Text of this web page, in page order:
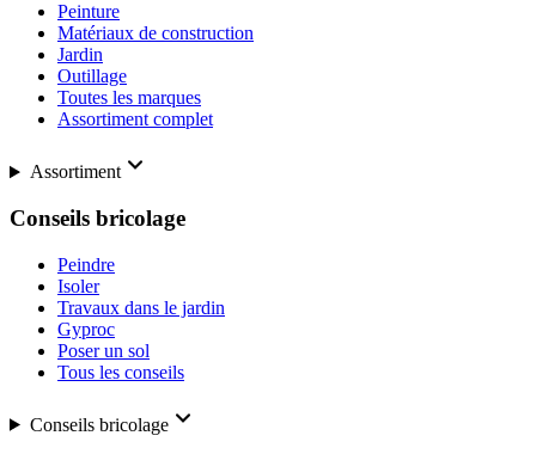
Peinture
Matériaux de construction
Jardin
Outillage
Toutes les marques
Assortiment complet
Assortiment
Conseils bricolage
Peindre
Isoler
Travaux dans le jardin
Gyproc
Poser un sol
Tous les conseils
Conseils bricolage